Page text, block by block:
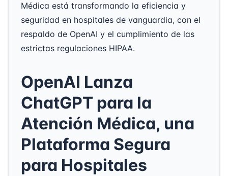
Médica está transformando la eficiencia y
seguridad en hospitales de vanguardia, con el
respaldo de OpenAI y el cumplimiento de las
estrictas regulaciones HIPAA.
OpenAI Lanza
ChatGPT para la
Atención Médica, una
Plataforma Segura
para Hospitales